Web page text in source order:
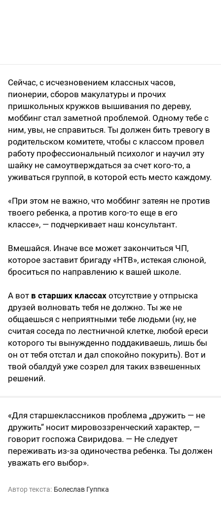
Сейчас, с исчезновением классных часов,
пионерии, сборов макулатуры и прочих
пришкольных кружков вышивания по дереву,
моббинг стал заметной проблемой. Одному тебе с
ним, увы, не справиться. Ты должен бить тревогу в
родительском комитете, чтобы с классом провел
работу профессиональный психолог и научил эту
шайку не самоутверждаться за счет кого-то, а
уживаться группой, в которой есть место каждому.
«При этом не важно, что моббинг затеян не против
твоего ребенка, а против кого-то еще в его
классе», — подчеркивает наш консультант.
Вмешайся. Иначе все может закончиться ЧП,
которое заставит бригаду «НТВ», истекая слюной,
броситься по направлению к вашей школе.
А вот в старших классах отсутствие у отпрыска
друзей волновать тебя не должно. Ты же не
общаешься с неприятными тебе людьми (ну, не
считая соседа по лестничной клетке, любой ереси
которого ты вынужденно поддакиваешь, лишь бы
он от тебя отстал и дал спокойно покурить). Вот и
твой обалдуй уже созрел для таких взвешенных
решений.
«Для старшеклассников проблема „дружить — не
дружить“ носит мировоззренческий характер, —
говорит госпожа Свиридова. — Не следует
переживать из-за одиночества ребенка. Ты должен
уважать его выбор».
Автор текста: Болеслав Гуппка